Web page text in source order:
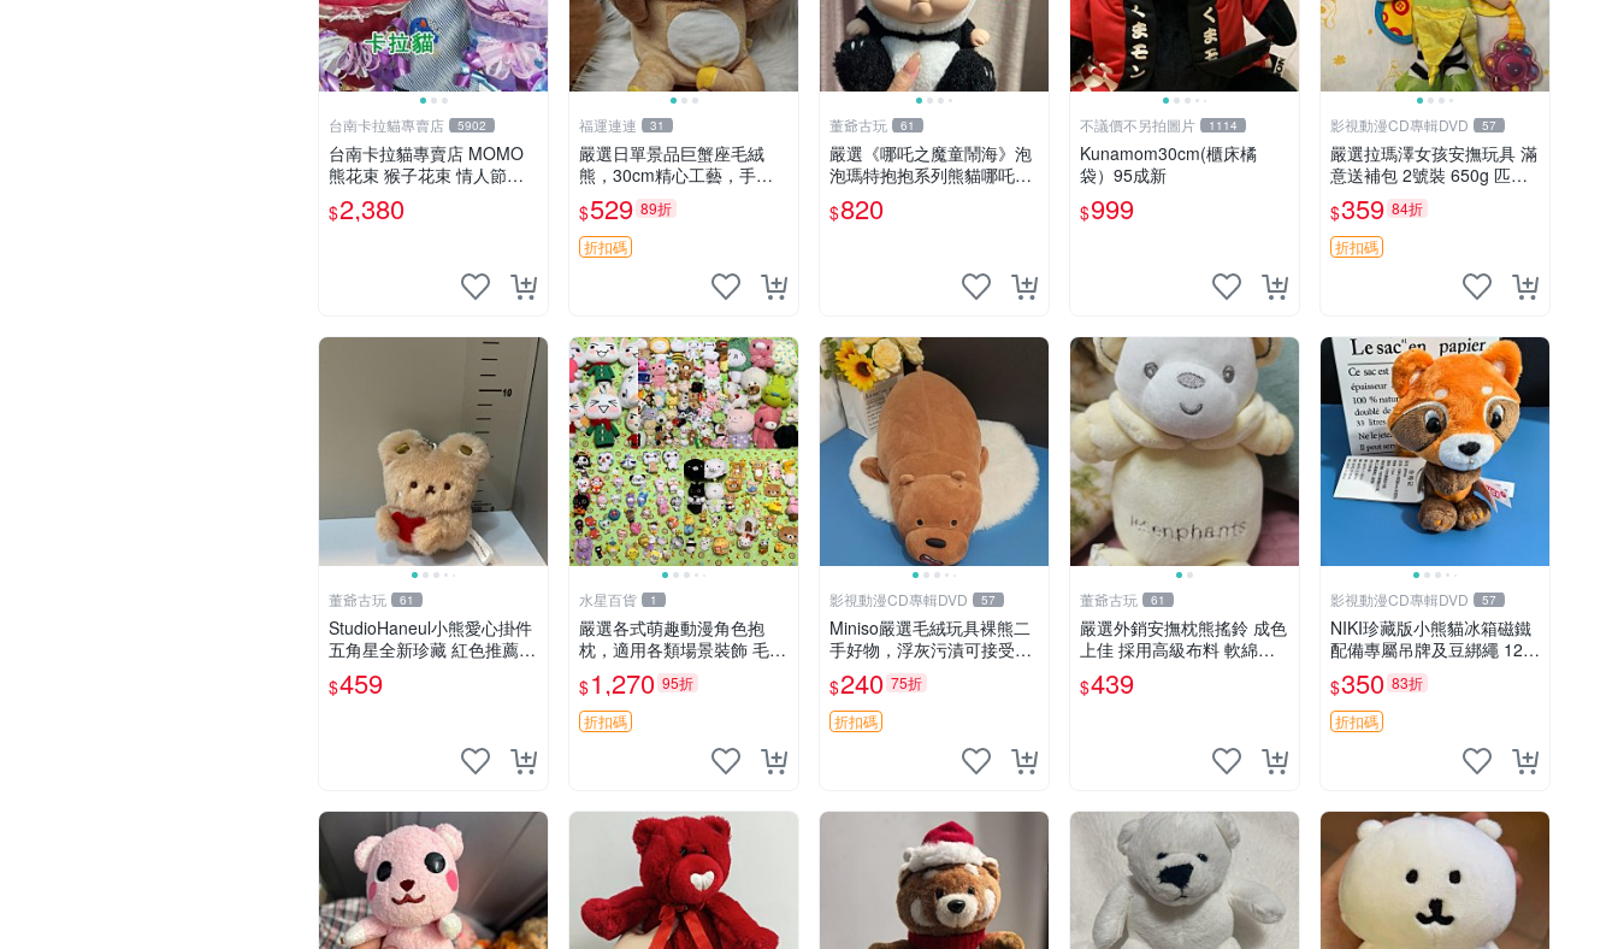
台南卡拉貓專賣店 5902
台南卡拉貓專賣店 MOMO
熊花束 猴子花束 情人節禮
物 二選一 可繡字 可今天寄
明天到
$2,380
福運連連 31
嚴選日單景品巨蟹座毛絨
熊，30cm精心工藝，手感
軟糯推薦收藏送人 巨蟹座
毛絨玩具 精緻做工
$529 89折
折扣碼
董爺古玩 61
嚴選《哪吒之魔童鬧海》泡
泡瑪特抱抱系列熊貓哪吒搪
膠臉毛絨， STATE：如圖顯
示 哪吒 毛絨公仔 泡泡瑪特
$820
不議價不另拍圖片 1114
Kunamom30cm(櫃床橘
袋）95成新
$999
影視動漫CD專輯DVD 57
嚴選拉瑪澤女孩安撫玩具 滿
意送補包 2號裝 650g 匹配
嬰幼童舒壓好伴侶 女孩專用
安心選擇 安撫玩偶 衝包 玩
具
$359 84折
折扣碼
董爺古玩 61
StudioHaneul小熊愛心掛件
五角星全新珍藏 紅色推薦收
藏 玩具掛飾 掛件 新品
$459
水星百貨 1
嚴選各式萌趣動漫角色抱
枕，適用各類場景裝飾 毛絨
玩具、卡通抱枕、趣味玩偶
$1,270 95折
折扣碼
影視動漫CD專輯DVD 57
Miniso嚴選毛絨玩具裸熊二
手好物，浮灰污漬可接受。
請詳閱照片再下單，售出不
退不換。全新品相收藏推
薦。 裸熊 毛絨玩具 收藏
$240 75折
折扣碼
董爺古玩 61
嚴選外銷安撫枕熊搖鈴 成色
上佳 採用高級布料 軟綿適
合收藏 安心選購 安撫枕 熊
玩具 搖鈴
$439
影視動漫CD專輯DVD 57
NIKI珍藏版小熊貓冰箱磁鐵
配備專屬吊牌及豆綁繩 12c
m 廢品嚴選 好評推薦 小熊
貓冰箱貼 磁鐵掛件 冰箱飾
品
$350 83折
折扣碼